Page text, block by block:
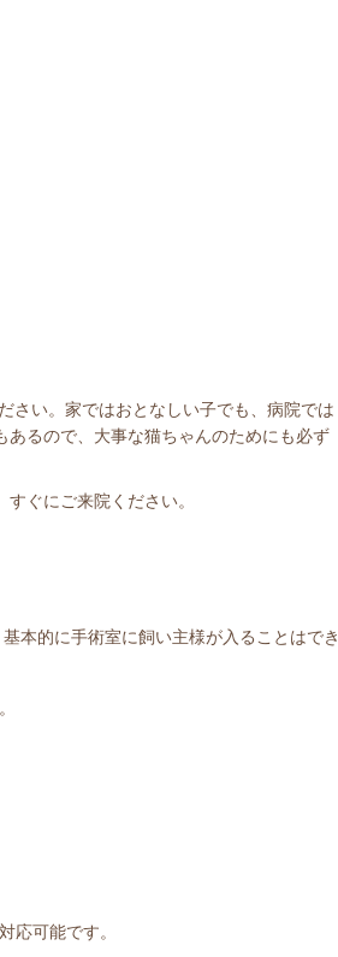
さい。家ではおとなしい子でも、病院では
るので、大事な猫ちゃんのためにも必ず
ぐにご来院ください。
本的に手術室に飼い主様が入ることはでき
応可能です。